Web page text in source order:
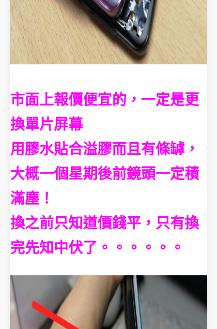
市面上報價便宜的，一定是更
換單片屏幕
用膠水貼合溢膠而且有條罅，
大概一個星期後前鏡頭一定積
滿塵！
換之前只知道價錢平， 只有換
完先知中伏了。。。。。。